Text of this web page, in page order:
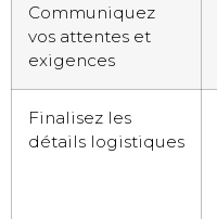
Communiquez
vos attentes et
exigences
Finalisez les
détails logistiques